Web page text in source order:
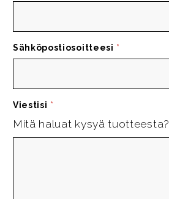
Sähköpostiosoitteesi *
Viestisi *
Mitä haluat kysyä tuotteesta?